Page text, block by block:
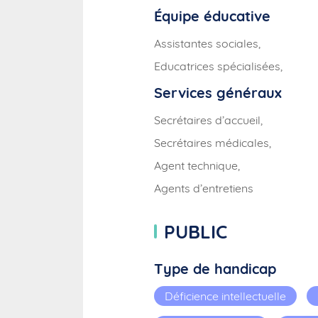
Équipe éducative
Assistantes sociales,
Educatrices spécialisées,
Services généraux
Secrétaires d’accueil,
Secrétaires médicales,
Agent technique,
Agents d’entretiens
PUBLIC
Type de handicap
Déficience intellectuelle